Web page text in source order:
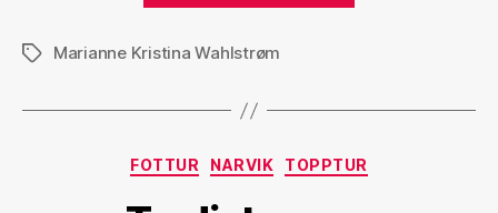
fjæresteinene»
StikkordMarianne Kristina Wahlstrøm
Kategorier
FOTTUR NARVIK TOPPTUR